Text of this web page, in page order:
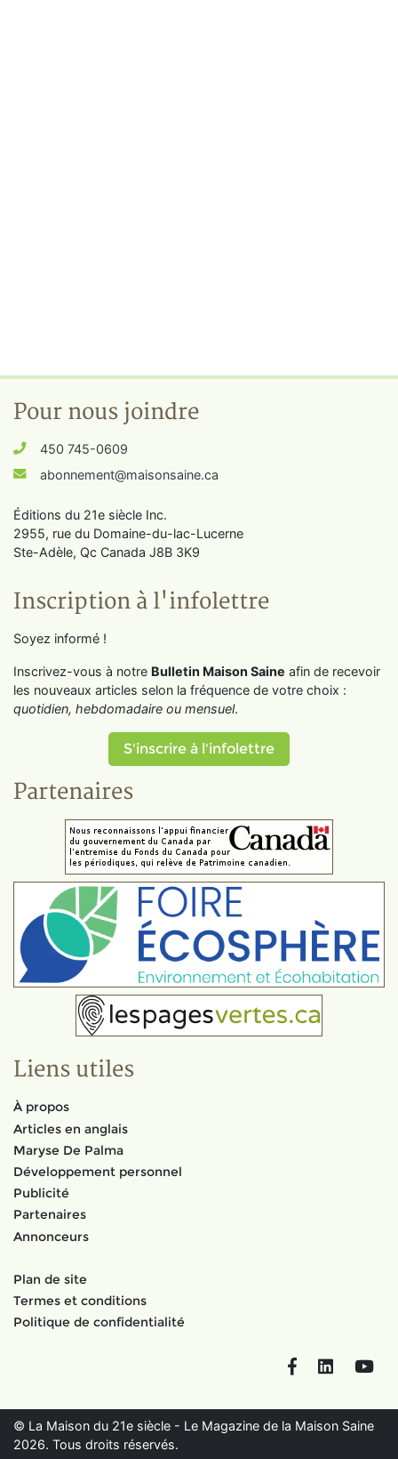
Pour nous joindre
450 745-0609
abonnement@maisonsaine.ca
Éditions du 21e siècle Inc.
2955, rue du Domaine-du-lac-Lucerne
Ste-Adèle, Qc Canada J8B 3K9
Inscription à l'infolettre
Soyez informé !
Inscrivez-vous à notre Bulletin Maison Saine afin de recevoir
les nouveaux articles selon la fréquence de votre choix :
quotidien, hebdomadaire ou mensuel.
S'inscrire à l'infolettre
Partenaires
Liens utiles
À propos
Articles en anglais
Maryse De Palma
Développement personnel
Publicité
Partenaires
Annonceurs
Plan de site
Termes et conditions
Politique de confidentialité
FacebookLinkedIn
© La Maison du 21e siècle - Le Magazine de la Maison Saine
2026. Tous droits réservés.